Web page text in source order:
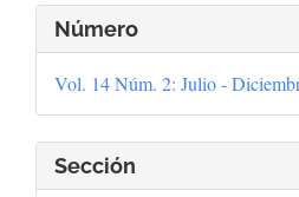
Detalles
del
artículo
Número
Vol. 14 Núm. 2: Julio -
Sección